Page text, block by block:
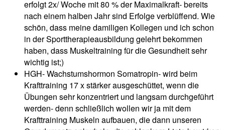
erfolgt 2x/ Woche mit 80 % der Maximalkraft- bereits
nach einem halben Jahr sind Erfolge verblüffend. Wie
schön, dass meine damiligen Kollegen und ich schon
in der Sporttherapieausbildung gelehrt bekommen
haben, dass Muskeltraining für die Gesundheit sehr
wichtig ist;)
HGH- Wachstumshormon Somatropin- wird beim
Krafttraining 17 x stärker ausgeschüttet, wenn die
Übungen sehr konzentriert und langsam durchgeführt
werden- denn schließlich wollen wir ja mit dem
Krafttraining Muskeln aufbauen, die dann unseren